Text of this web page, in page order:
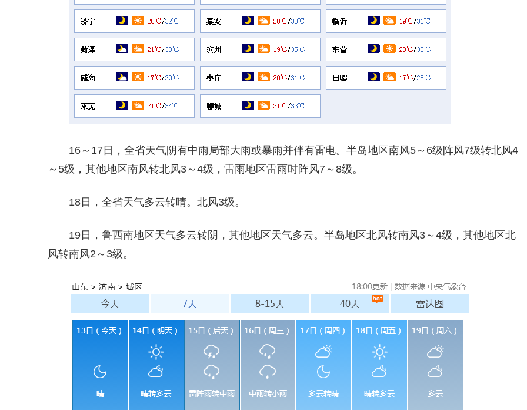
16～17日，全省天气阴有中雨局部大雨或暴雨并伴有雷电。半岛地区南风5～6级阵风7级转北风4
～5级，其他地区南风转北风3～4级，雷雨地区雷雨时阵风7～8级。
18日，全省天气多云转晴。北风3级。
19日，鲁西南地区天气多云转阴，其他地区天气多云。半岛地区北风转南风3～4级，其他地区北
风转南风2～3级。